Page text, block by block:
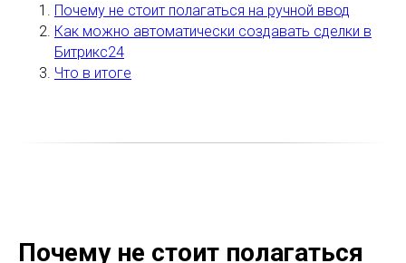
Почему не стоит полагаться на ручной ввод
Как можно автоматически создавать сделки в
Битрикс24
Что в итоге
Почему не стоит полагаться